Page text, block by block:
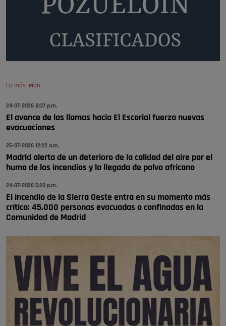
Pozuelo de Alarcón
A ver si llega alguno que de verdad le importe la seguridad de Pozuelo
Pozuelo de Alarcón
🔴 EXCLUSIVA | El comisario de la …
Lo más leído
24-07-2026 8:37 p.m.
El avance de las llamas hacia El Escorial fuerza nuevas
evacuaciones
25-07-2026 12:22 a.m.
Madrid alerta de un deterioro de la calidad del aire por el
humo de los incendios y la llegada de polvo africano
24-07-2026 5:20 p.m.
El incendio de la Sierra Oeste entra en su momento más
crítico: 45.000 personas evacuadas o confinadas en la
Comunidad de Madrid